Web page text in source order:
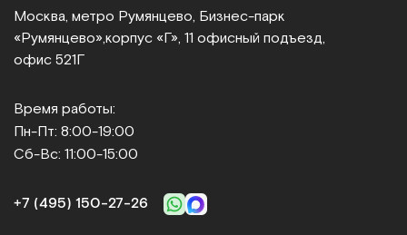
Москва, метро Румянцево, Бизнес‑парк
«Румянцево», корпус «Г», 11 офисный подъезд,
офис 521Г
Время работы:
Пн-Пт: 8:00-19:00
Сб-Вс: 11:00-15:00
+7 (495) 150‑27‑26